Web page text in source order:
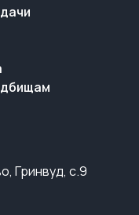
Гринвуд, с.9